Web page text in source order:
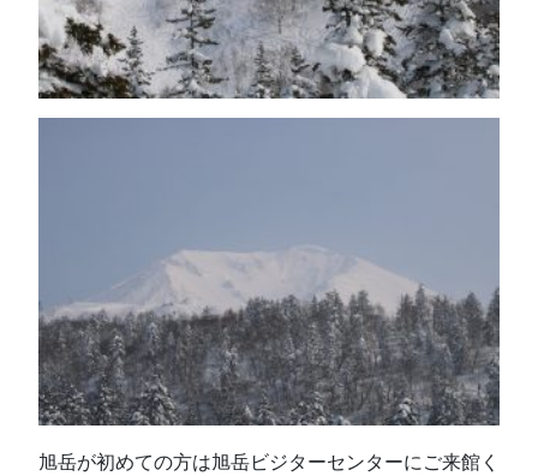
旭岳が初めての方は旭岳ビジターセンターにご来館く